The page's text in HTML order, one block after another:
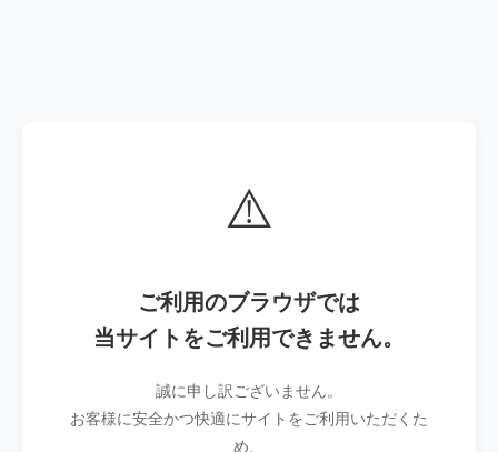
⚠️
ご利用のブラウザでは
当サイトをご利用できません。
誠に申し訳ございません。
お客様に安全かつ快適にサイトをご利用いただくた
め、